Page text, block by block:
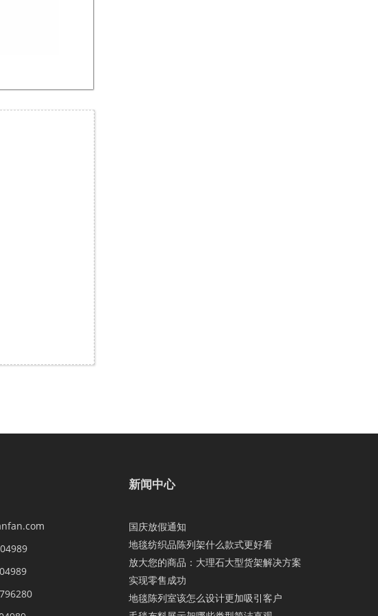
新闻中心
国庆放假通知
地毯纺织品陈列架什么款式更好看
放大您的商品：大理石大型货架解决方案
实现零售成功
地毯陈列室该怎么设计更加吸引客户